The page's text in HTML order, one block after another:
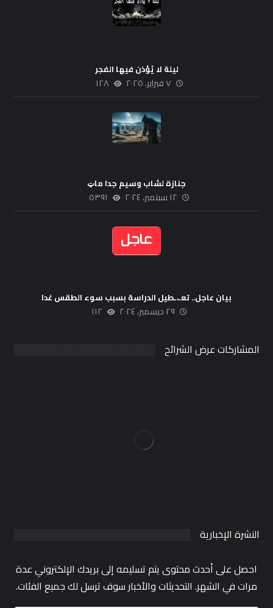
ليلة لا يُؤذن فيها الفجر
٧ فبراير، ٢٠٢٥ ١٢٨
جنازة لشاب وسيم جدا ماټ
١٢ سبتمبر، ٢٠٢٤ ٥٣٩١
بيان عاجل.. تعـ،ـطيل الدراسة بسبب سوء الطقس غدا
٢٩ ديسمبر، ٢٠٢٤ ١١٢
المشاركات عرض الشرائح
النشرة الإخبارية
احصل على أحدث محتوى يتم تسليمه إلى بريدك الإلكتروني عدة
مرات في الشهر. التحديثات والأخبار سوف ترسل لك جميع الفئات.